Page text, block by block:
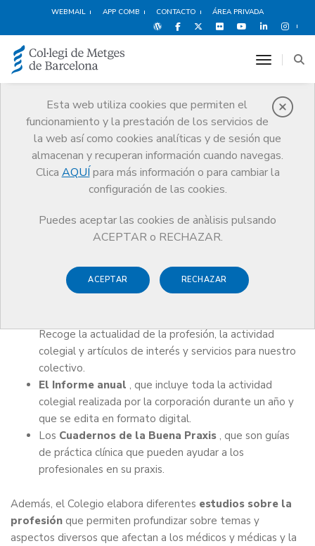
WEBMAIL APP COMB CONTACTO ÁREA PRIVADA
Esta web utiliza cookies que permiten el
funcionamiento y la prestación de los servicios de
la web así como cookies analíticas y de sesión que
almacenan y recuperan información cuando navegas.
Clica AQUÍ para más información o para cambiar la
configuración de las cookies.
Puedes aceptar las cookies de anàlisis pulsando
ACEPTAR o RECHAZAR.
ACEPTAR RECHAZAR
toggle
Publicaciones
Comunicación
En este apartado podrá consultar las diferentes
Recoge la actualidad de la profesión, la actividad
colegial y artículos de interés y servicios para nuestro
colectivo.
El Informe anual , que incluye toda la actividad
colegial realizada por la corporación durante un año y
que se edita en formato digital.
Los Cuadernos de la Buena Praxis , que son guías
de práctica clínica que pueden ayudar a los
profesionales en su praxis.
Además, el Colegio elabora diferentes estudios sobre la
profesión que permiten profundizar sobre temas y
aspectos diversos que afectan a los médicos y médicas y la